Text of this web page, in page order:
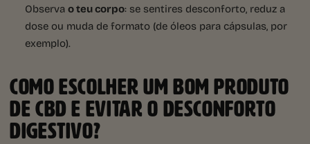
Observao teu corpo: se sentires desconforto, reduz a
dose ou muda de formato (de óleos para cápsulas, por
exemplo).
COMO ESCOLHER UM BOM PRODUTO
DE CBD E EVITAR O DESCONFORTO
DIGESTIVO?